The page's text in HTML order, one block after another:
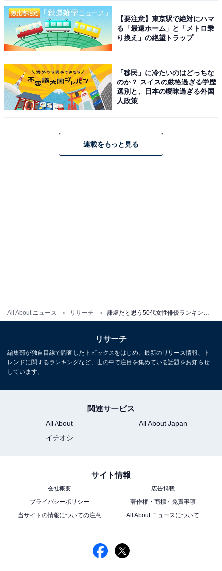
All About ニュース リサーチ
次ページ
11位までの全ランキング結果を見
る
【要注意】東京駅で絶対にハマ
る「最遠ホーム」と「メトロ乗
り換え」の絶望トラップ
「移民」に冷たいのはどっちな
のか？ スイスの厳格過ぎる学歴
選別と、日本の曖昧過ぎる外国
人政策
連載をもっと見る
リサーチ
編集部が独自目線で調査したトピックスをはじめ、最新のリリース情報、ト
レンドに関するランキングなど、世の中で注目を集めている話題をお知らせ
しています。
関連サービス
All About
All About Japan
イチオシ
サイト情報
会社概要
広告掲載
プライバシーポリシー
著作権・商標・免責事項
当サイトの情報についての注意
All About ニュースについて